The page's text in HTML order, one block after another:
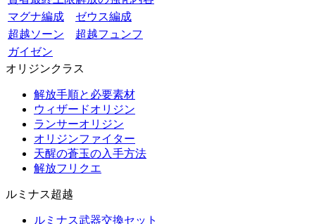
マグナ編成
ゼウス編成
超越ソーン
超越フュンフ
ガイゼン
オリジンクラス
解放手順と必要素材
ウィザードオリジン
ランサーオリジン
オリジンファイター
天醒の蒼玉の入手方法
解放フリクエ
ルミナス超越
ルミナス武器交換セット